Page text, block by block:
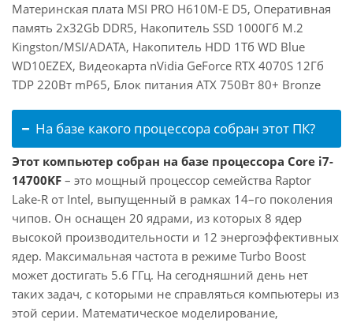
Материнская плата MSI PRO H610M-E D5, Оперативная
память 2x32Gb DDR5, Накопитель SSD 1000Гб M.2
Kingston/MSI/ADATA, Накопитель HDD 1Тб WD Blue
WD10EZEX, Видеокарта nVidia GeForce RTX 4070S 12Гб
TDP 220Вт mP65, Блок питания ATX 750Вт 80+ Bronze
На базе какого процессора собран этот ПК?
Этот компьютер собран на базе процессора Core i7-
14700KF – это мощный процессор семейства Raptor
Lake-R от Intel, выпущенный в рамках 14–го поколения
чипов. Он оснащен 20 ядрами, из которых 8 ядер
высокой производительности и 12 энергоэффективных
ядер. Максимальная частота в режиме Turbo Boost
может достигать 5.6 ГГц. На сегодняшний день нет
таких задач, с которыми не справляться компьютеры из
этой серии. Математическое моделирование,